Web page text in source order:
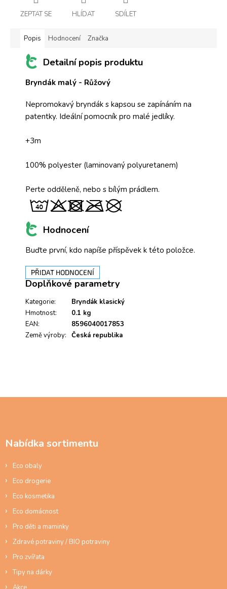
ZEPTAT SE HLÍDAT SDÍLET
Popis Hodnocení Značka
Detailní popis produktu
Bryndák malý - Růžový
Nepromokavý bryndák s kapsou se zapínáním na
patentky. Ideální pomocník pro malé jedlíky.
+3m
100% polyester (laminovaný polyuretanem)
Perte odděleně, nebo s bílým prádlem.
Hodnocení
Buďte první, kdo napíše příspěvek k této položce.
PŘIDAT HODNOCENÍ
Doplňkové parametry
Kategorie:
Bryndák klasický
Hmotnost:
0.1 kg
EAN:
8596040017853
Země výroby: Česká republika
Nabídka sortimentu
Eco obaly
Eco drogerie
Eco kosmetika
Eco domácnost
Pro děti a maminky
Zdravé potraviny / BIO potraviny
Pro zvířata
Tipy na dárky